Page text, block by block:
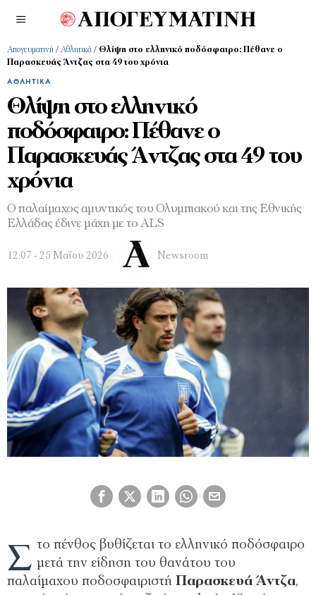
Απογευματινή / Αθλητικά / Θλίψη στο ελληνικό ποδόσφαιρο: Πέθανε ο
Παρασκευάς Άντζας στα 49 του χρόνια
ΑΘΛΗΤΙΚΆ
Θλίψη στο ελληνικό
ποδόσφαιρο: Πέθανε ο
Παρασκευάς Άντζας στα 49 του
χρόνια
Ο παλαίμαχος αμυντικός του Ολυμπιακού και της Εθνικής
Ελλάδας έδινε μάχη με το ALS
12:07 - 25 Μαΐου 2026 Newsroom
Σ το πένθος βυθίζεται το ελληνικό ποδόσφαιρο
μετά την είδηση του θανάτου του
παλαίμαχου ποδοσφαιριστή Παρασκευά Άντζα,